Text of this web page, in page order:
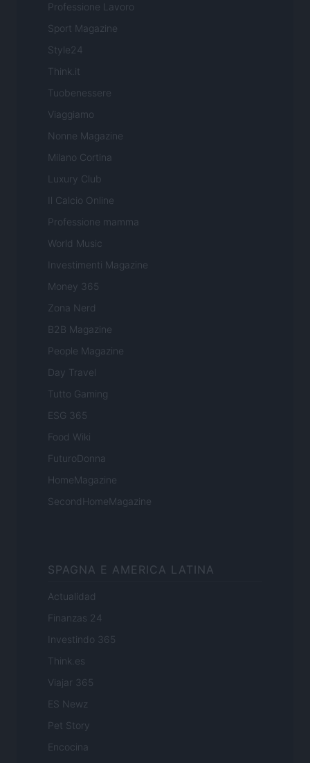
Professione Lavoro
Sport Magazine
Style24
Think.it
Tuobenessere
Viaggiamo
Nonne Magazine
Milano Cortina
Luxury Club
Il Calcio Online
Professione mamma
World Music
Investimenti Magazine
Money 365
Zona Nerd
B2B Magazine
People Magazine
Day Travel
Tutto Gaming
ESG 365
Food Wiki
FuturoDonna
HomeMagazine
SecondHomeMagazine
SPAGNA E AMERICA LATINA
Actualidad
Finanzas 24
Investindo 365
Think.es
Viajar 365
ES Newz
Pet Story
Encocina